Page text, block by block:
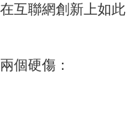
互聯網創新上如此
個硬傷：